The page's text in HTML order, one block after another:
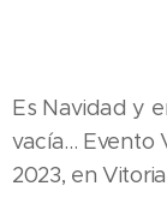
Es Navidad y
vacía... Evento
2023, en